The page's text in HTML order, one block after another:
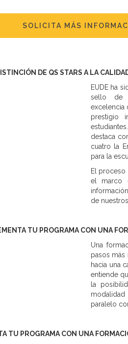
SOLICITA MÁS
DE QS STARS A LA
EUDE ha
sello de
excelencia
prestigio
destaca
cuatro la
para la
El proceso
el marco
de
TU PROGRAMA CON UNA
Una
pasos
hacia una
entiende
la
paralelo
TU PROGRAMA CON UNA